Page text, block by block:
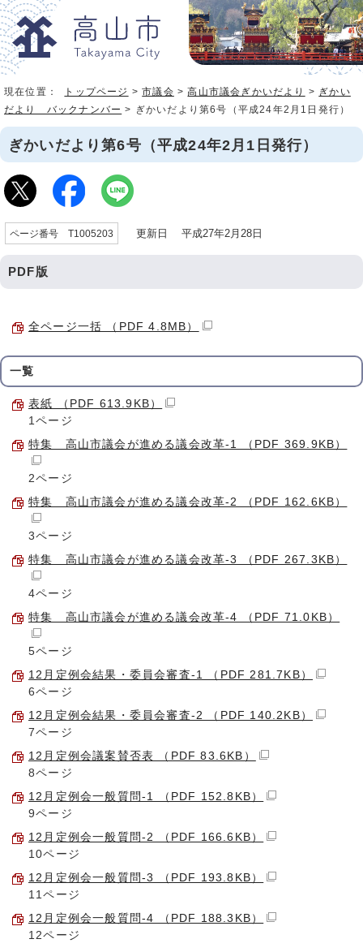
現在位置： トップページ >市議会 >高山市議会ぎかいだより > ぎかい
だより バックナンバー > ぎかいだより第6号（平成24年2月1日発行）
ぎかいだより第6号（平成24年2月1日発行）
ページ番号 T1005203 更新日 平成27年2月28日
PDF版
全ページ一括 （PDF 4.8MB）
一覧
表紙 （PDF 613.9KB）
1ページ
特集 高山市議会が進める議会改革-1 （PDF 369.9KB）
2ページ
特集 高山市議会が進める議会改革-2 （PDF 162.6KB）
3ページ
特集 高山市議会が進める議会改革-3 （PDF 267.3KB）
4ページ
特集 高山市議会が進める議会改革-4 （PDF 71.0KB）
5ページ
12月定例会結果・委員会審査-1 （PDF 281.7KB）
6ページ
12月定例会結果・委員会審査-2 （PDF 140.2KB）
7ページ
12月定例会議案賛否表 （PDF 83.6KB）
8ページ
12月定例会一般質問-1 （PDF 152.8KB）
9ページ
12月定例会一般質問-2 （PDF 166.6KB）
10ページ
12月定例会一般質問-3 （PDF 193.8KB）
11ページ
12月定例会一般質問-4 （PDF 188.3KB）
12ページ